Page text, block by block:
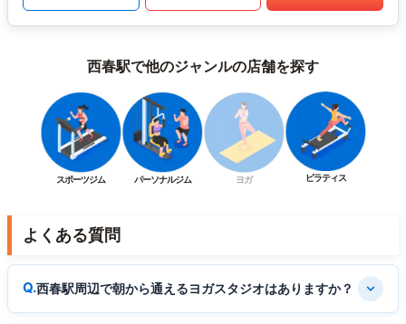
西春駅で他のジャンルの店舗を探す
スポーツジム パーソナルジム ヨガ ピラティス
よくある質問
西春駅周辺で朝から通えるヨガスタジオはありますか？